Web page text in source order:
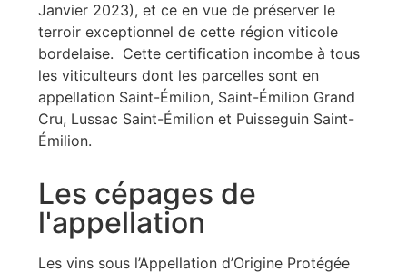
Janvier 2023), et ce en vue de préserver le
terroir exceptionnel de cette région viticole
bordelaise. Cette certification incombe à tous
les viticulteurs dont les parcelles sont en
appellation Saint-Émilion, Saint-Émilion Grand
Cru, Lussac Saint-Émilion et Puisseguin Saint-
Émilion.
Les cépages de
l'appellation
Les vins sous l’Appellation d’Origine Protégée